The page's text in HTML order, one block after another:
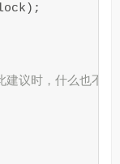
);
建议时，什么也不